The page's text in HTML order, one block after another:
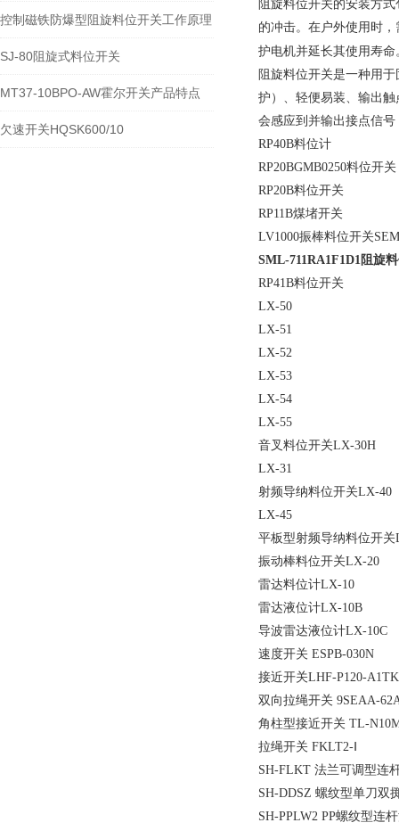
控制磁铁防爆型阻旋料位开关工作原理
SJ-80阻旋式料位开关
MT37-10BPO-AW霍尔开关产品特点
欠速开关HQSK600/10
阻旋料位开关的安装方
的冲击。在户外使用时
护电机并延长其使用寿命‌
阻旋料位开关是一种用于
护）、轻便易装、输出
会感应到并输出接点信
RP40B料位计
RP20BGMB0250料位开关
RP20B料位开关
RP11B煤堵开关
LV1000振棒料位开关
SML-711RA1F1D1阻旋
RP41B料位开关
LX-50
LX-51
LX-52
LX-53
LX-54
LX-55
音叉料位开关LX-30H
LX-31
射频导纳料位开关LX-40
LX-45
平板型射频导纳料位开关
振动棒料位开关LX-20
雷达料位计LX-10
雷达液位计LX-10B
导波雷达液位计LX-10C
速度开关 ESPB-030N
接近开关LHF-P120-A1TK
双向拉绳开关 9SEAA-
角柱型接近开关 TL-
拉绳开关 FKLT2-Ⅰ
SH-FLKT 法兰可调型连
SH-DDSZ 螺纹型单刀双
SH-PPLW2 PP螺纹型连